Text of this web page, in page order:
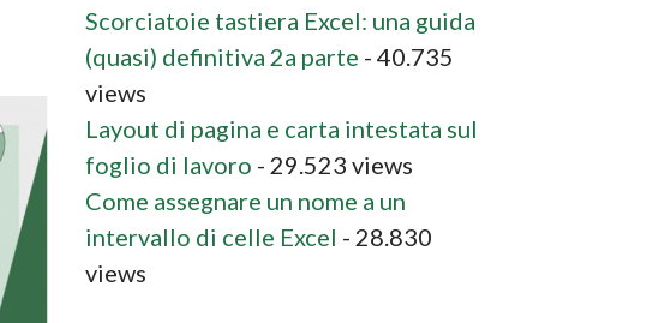
Scorciatoie tastiera Excel: una guida
(quasi) definitiva 2a parte - 40.735
views
Layout di pagina e carta intestata sul
foglio di lavoro - 29.523 views
Come assegnare un nome a un
intervallo di celle Excel - 28.830
views